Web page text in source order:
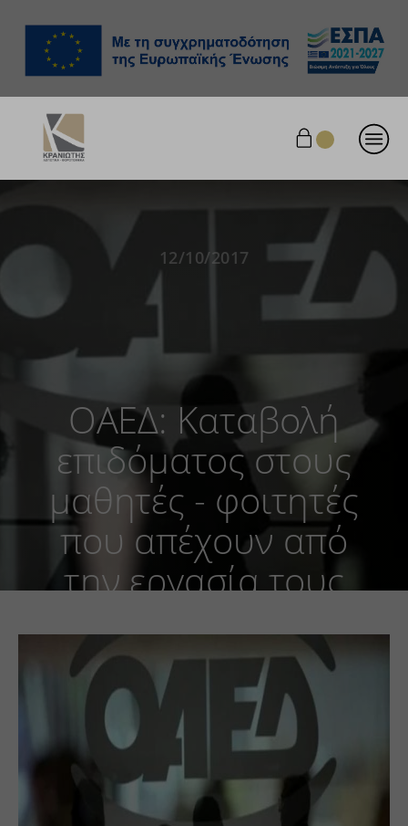
12/10/2017
ΟΑΕΔ: Καταβολή
επιδόματος στους
μαθητές - φοιτητές
που απέχουν από
την εργασία τους
για συμμετοχή τους
στις γραπτές
εξετάσεις της
σχολής που φοιτούν